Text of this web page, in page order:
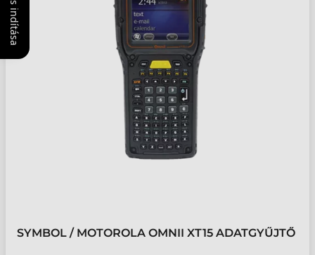
SYMBOL / MOTOROLA OMNII XT15 ADATGYŰJTŐ